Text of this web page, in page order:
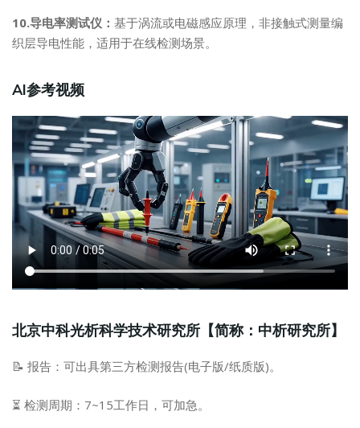
10.导电率测试仪： 基于涡流或电磁感应原理，非接触式测量编
织层导电性能，适用于在线检测场景。
AI参考视频
北京中科光析科学技术研究所【简称：中析研究所】
📝 报告：可出具第三方检测报告(电子版/纸质版)。
⏳ 检测周期：7~15工作日，可加急。